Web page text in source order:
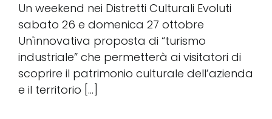
Un weekend nei Distretti Culturali Evoluti
sabato 26 e domenica 27 ottobre ​​​
Un'innovativa proposta di “turismo
industriale” che permetterà ai visitatori di
scoprire il patrimonio culturale dell’azienda
e il territorio [...]